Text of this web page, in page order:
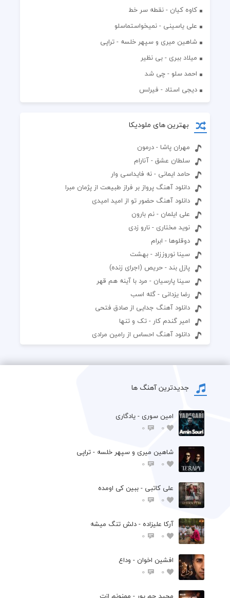
کاوه کیان - نقطه سر خط
علی یاسینی - نمیخواستماسلو
شاهین میری و سپهر خلسه - تراپی
میلاد ببری - بی نظیر
احمد سلو - چی شد
دیجی استاد - فیرلس
بهترین های ملودیکا
مهران پاشا - درمون
سلطان عشق - آنارام
حامد ایمانی - نه فایداسی وار
دانلود آهنگ پرواز بر فراز طبیعت از پژمان مبرا
دانلود آهنگ حضور تو از امید امیدی
علی ایلمان - نم بارون
نوید مختاری - نارو زدی
دوقلوها - ابرام
سینا نوروززاد - بهشت
پازل بند - حریص (اجرای زنده)
سینا پارسیان - مرد‌ با‌ آینه هم قهر
رضا یزدانی - گله اسب
دانلود آهنگ جدایی از صادق فتحی
امیر گندم کار - تک و تنها
دانلود آهنگ احساس از رامین مرادی
جدیدترین آهنگ ها
امین سوری - یادگاری
0
0
شاهین میری و سپهر خلسه - تراپی
0
0
علی کاتبی - ببین کی اومده
0
0
آرکا علیزاده - دلش تنگ میشه
0
0
افشين اخوان - وداع
0
0